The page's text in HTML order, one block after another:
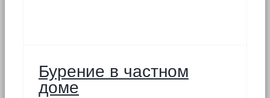
Бурение в частном
доме